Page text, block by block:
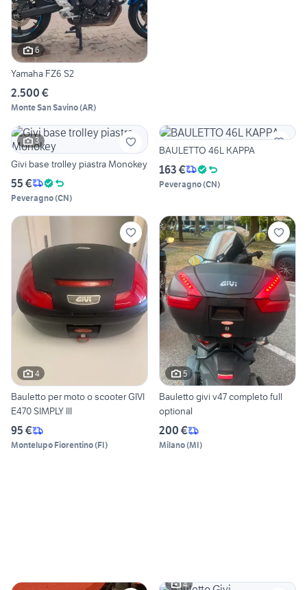
6
Yamaha FZ6 S2
2.500 €
Monte San Savino(AR)
3
Givi base trolley piastra Monokey
55 €
Peveragno(CN)
BAULETTO 46L KAPPA
163 €
Peveragno(CN)
4
Bauletto per moto o scooter GIVI
E470 SIMPLY III
95 €
Montelupo Fiorentino(FI)
5
Bauletto givi v47 completo full
optional
200 €
Milano(MI)
4